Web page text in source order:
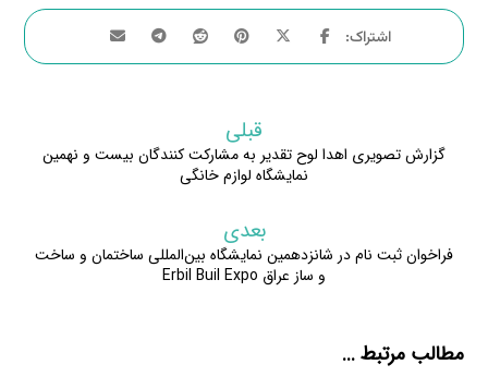
قبلی
گزارش تصویری اهدا لوح تقدیر به مشارکت کنندگان بیست و نهمین
نمایشگاه لوازم خانگی
بعدی
فراخوان ثبت نام در شانزدهمین نمایشگاه بین‌المللی ساختمان و ساخت
و ساز عراق Erbil Buil Expo
مطالب مرتبط ...